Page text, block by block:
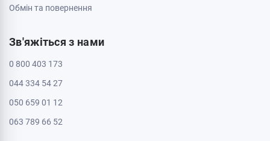
Обмін та повернення
Зв'яжіться з нами
0 800 403 173
044 334 54 27
050 659 01 12
063 789 66 52